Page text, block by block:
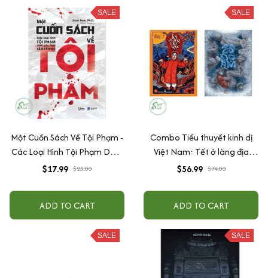
SALE
Một Cuốn Sách Về Tội Phạm -
Các Loại Hình Tội Phạm Dưới
Góc Nhìn Tâm Lý Học
$17.99 $23.00
ADD TO CART
SALE
Combo Tiểu thuyết kinh dị
Việt Nam: Tết ở làng địa
ngục + 25 độ âm
$56.99 $74.00
ADD TO CART
SALE SALE